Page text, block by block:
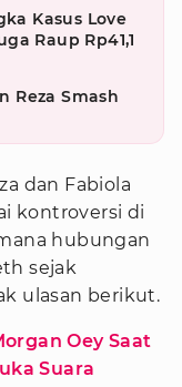
Kasus Love
Raup Rp41,1
Reza Smash
dan Fabiola
kontroversi di
hubungan
sejak
ulasan berikut.
Oey Saat
Suara